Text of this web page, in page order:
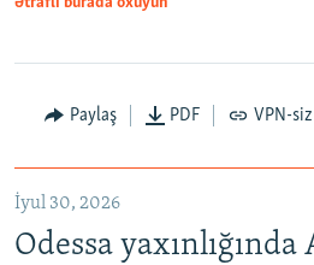
Paylaş PDF VPN-
İyul 30, 2026
Odessa